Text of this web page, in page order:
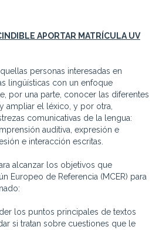
APORTAR MATRÍCULA UV
personas interesadas en
lingüísticas con un enfoque
por una parte, conocer las diferentes
ampliar el léxico, y por otra,
comunicativas de la lengua:
auditiva, expresión e
e interacción escritas.
alcanzar los objetivos que
Europeo de Referencia (MCER) para
los puntos principales de textos
si tratan sobre cuestiones que le